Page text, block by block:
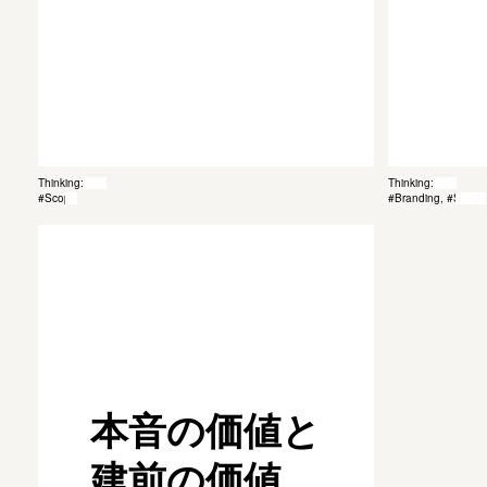
Thinking: 008
#Scope
Thinking: 011
#Branding, #Scope
本音の価値と